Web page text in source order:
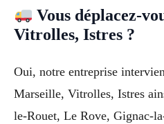
Vous déplacez-
Vitrolles, Istres ?
Oui, notre entreprise
Marseille, Vitrolles, Istres
le-Rouet, Le Rove, Gignac-